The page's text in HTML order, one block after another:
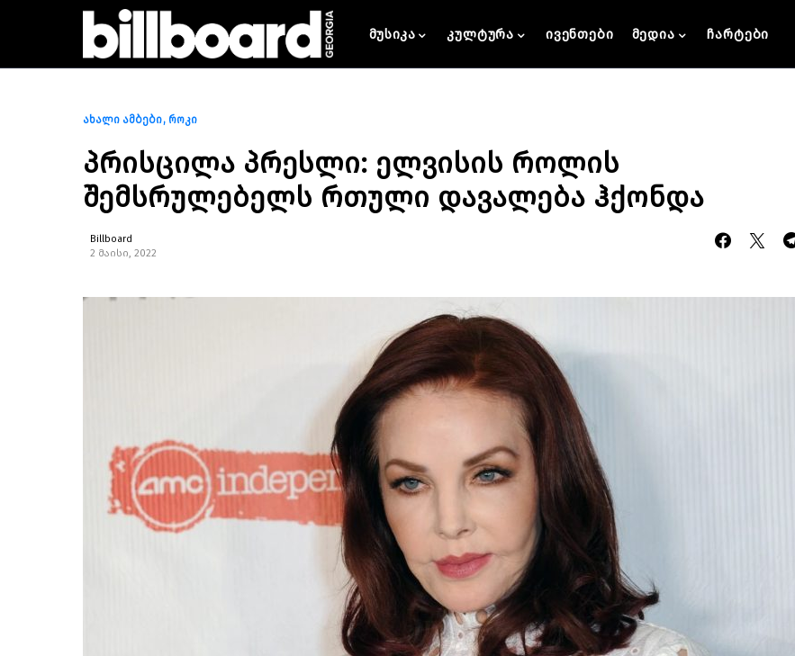
მუსიკა კულტურა ივენთები მედია ჩარტები
ახალი ამბები როკი
პრისცილა პრესლი: ელვისის როლის
შემსრულებელს რთული დავალება ჰქონდა
Billboard
2 მაისი, 2022